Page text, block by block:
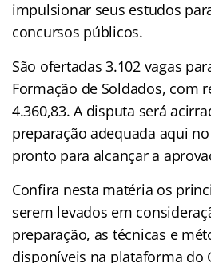
impulsionar seus estudos
concursos públicos.
São ofertadas 3.102 vagas
Formação de Soldados, com
4.360,83. A disputa será
preparação adequada aqui
pronto para alcançar a
Confira nesta matéria os
serem levados em
preparação, as técnicas e
disponíveis na plataforma do